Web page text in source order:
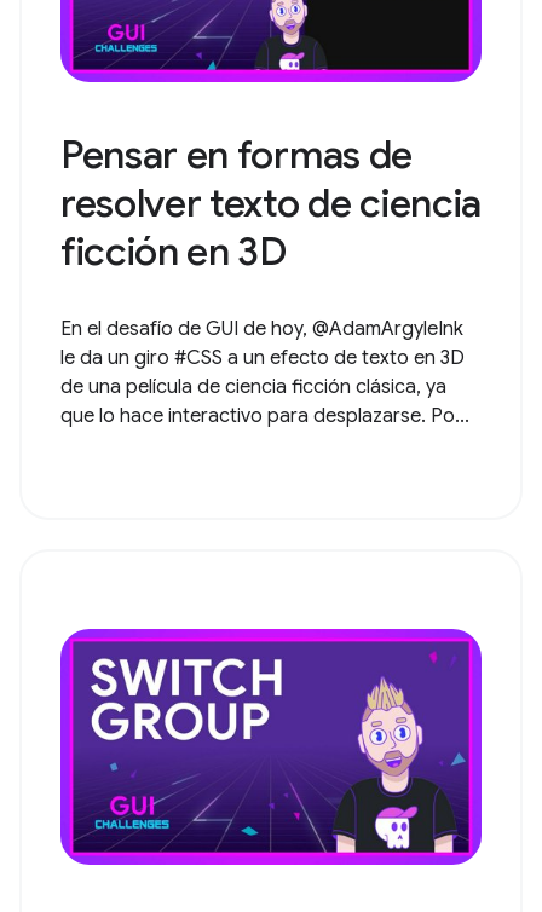
Pensar en formas de
resolver texto de ciencia
ficción en 3D
En el desafío de GUI de hoy, @AdamArgyleInk
le da un giro #CSS a un efecto de texto en 3D
de una película de ciencia ficción clásica, ya
que lo hace interactivo para desplazarse. Po...